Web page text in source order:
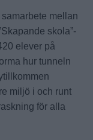
mellan
skola”-
elever på
hur tunneln
miljö i och runt
för alla